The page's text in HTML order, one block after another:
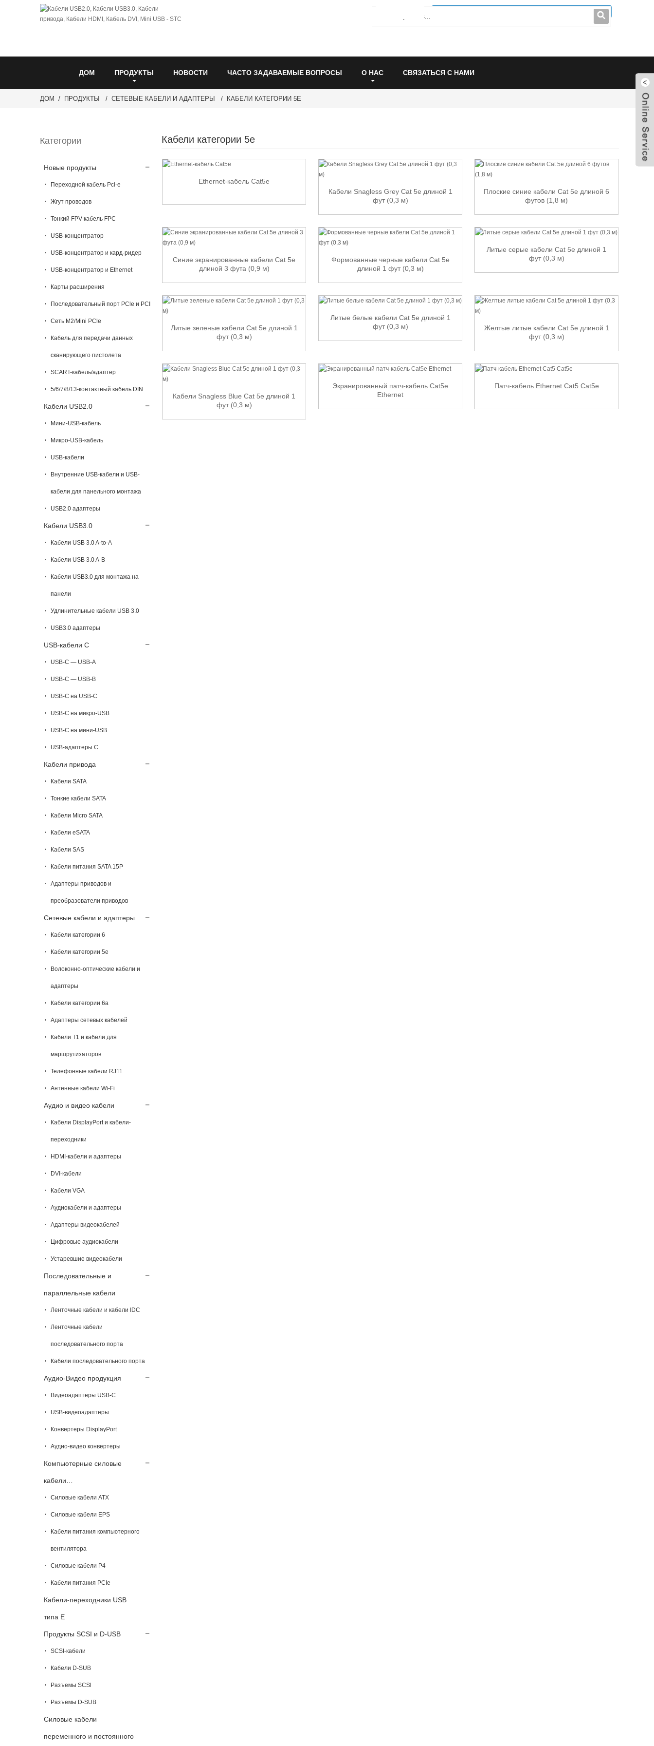
0086-0755-23214701
ДОМ ПРОДУКТЫ НОВОСТИ ЧАСТО ЗАДАВАЕМЫЕ ВОПРОСЫ О НАС СВЯЗАТЬСЯ С НАМИ
ДОМ ПРОДУКТЫ СЕТЕВЫЕ КАБЕЛИ И АДАПТЕРЫ КАБЕЛИ КАТЕГОРИИ 5E
Категории
Новые продукты
Переходной кабель Pci-e
Жгут проводов
Тонкий FPV-кабель FPC
USB-концентратор
USB-концентратор и кард-ридер
USB-концентратор и Ethernet
Карты расширения
Последовательный порт PCle и PCI
Сеть M2/Mini PCle
Кабель для передачи данных
сканирующего пистолета
SCART-кабель/адаптер
5/6/7/8/13-контактный кабель DIN
Кабели USB2.0
Мини-USB-кабель
Микро-USB-кабель
USB-кабели
Внутренние USB-кабели и USB-
кабели для панельного монтажа
USB2.0 адаптеры
Кабели USB3.0
Кабели USB 3.0 A-to-A
Кабели USB 3.0 A-B
Кабели USB3.0 для монтажа на
панели
Удлинительные кабели USB 3.0
USB3.0 адаптеры
USB-кабели C
USB-C — USB-A
USB-C — USB-B
USB-C на USB-C
USB-C на микро-USB
USB-C на мини-USB
USB-адаптеры C
Кабели привода
Кабели SATA
Тонкие кабели SATA
Кабели Micro SATA
Кабели eSATA
Кабели SAS
Кабели питания SATA 15P
Адаптеры приводов и
преобразователи приводов
Сетевые кабели и адаптеры
Кабели категории 6
Кабели категории 5e
Волоконно-оптические кабели и
адаптеры
Кабели категории 6а
Адаптеры сетевых кабелей
Кабели T1 и кабели для
маршрутизаторов
Телефонные кабели RJ11
Антенные кабели Wi-Fi
Аудио и видео кабели
Кабели DisplayPort и кабели-
переходники
HDMI-кабели и адаптеры
DVI-кабели
Кабели VGA
Аудиокабели и адаптеры
Адаптеры видеокабелей
Цифровые аудиокабели
Устаревшие видеокабели
Последовательные и
параллельные кабели
Ленточные кабели и кабели IDC
Ленточные кабели
последовательного порта
Кабели последовательного порта
Аудио-Видео продукция
Видеоадаптеры USB-C
USB-видеоадаптеры
Конвертеры DisplayPort
Аудио-видео конвертеры
Компьютерные силовые
кабели…
Силовые кабели ATX
Силовые кабели EPS
Кабели питания компьютерного
вентилятора
Силовые кабели P4
Кабели питания PCIe
Кабели-переходники USB
типа E
Продукты SCSI и D-USB
SCSI-кабели
Кабели D-SUB
Разъемы SCSl
Разъемы D-SUB
Силовые кабели
переменного и постоянного
Кабели категории 5e
Ethernet-кабель Cat5e
Кабели Snagless Grey Cat 5e длиной 1
фут (0,3 м)
Плоские синие кабели Cat 5e длиной 6
футов (1,8 м)
Синие экранированные кабели Cat 5e
длиной 3 фута (0,9 м)
Формованные черные кабели Cat 5e
длиной 1 фут (0,3 м)
Литые серые кабели Cat 5e длиной 1
фут (0,3 м)
Литые зеленые кабели Cat 5e длиной 1
фут (0,3 м)
Литые белые кабели Cat 5e длиной 1
фут (0,3 м)
Желтые литые кабели Cat 5e длиной 1
фут (0,3 м)
Кабели Snagless Blue Cat 5e длиной 1
фут (0,3 м)
Экранированный патч-кабель Cat5e
Ethernet
Патч-кабель Ethernet Cat5 Cat5e